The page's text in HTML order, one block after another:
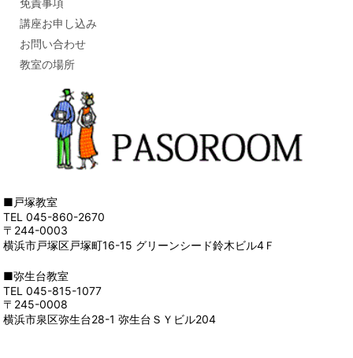
免責事項
講座お申し込み
お問い合わせ
教室の場所
■戸塚教室
TEL 045-860-2670
〒244-0003
横浜市戸塚区戸塚町16-15 グリーンシード鈴木ビル4Ｆ
■弥生台教室
TEL 045-815-1077
〒245-0008
横浜市泉区弥生台28-1 弥生台ＳＹビル204